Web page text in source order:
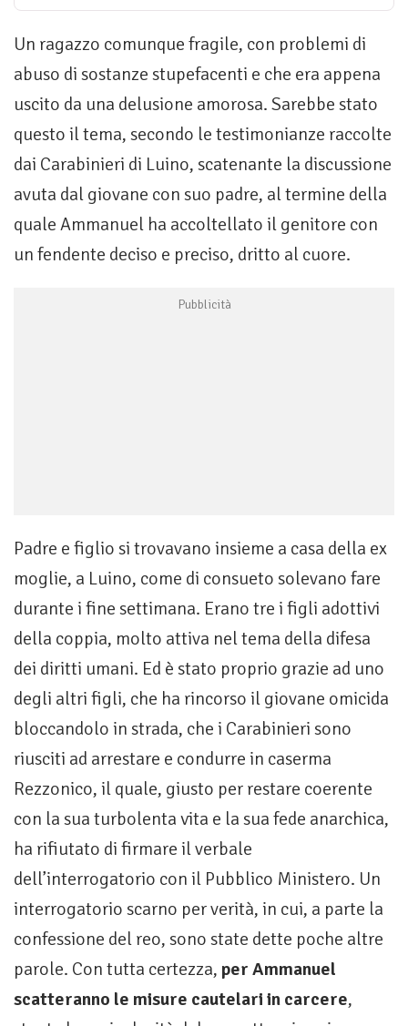
Un ragazzo comunque fragile, con problemi di
abuso di sostanze stupefacenti e che era appena
uscito da una delusione amorosa. Sarebbe stato
questo il tema, secondo le testimonianze raccolte
dai Carabinieri di Luino, scatenante la discussione
avuta dal giovane con suo padre, al termine della
quale Ammanuel ha accoltellato il genitore con
un fendente deciso e preciso, dritto al cuore.
Padre e figlio si trovavano insieme a casa della ex
moglie, a Luino, come di consueto solevano fare
durante i fine settimana. Erano tre i figli adottivi
della coppia, molto attiva nel tema della difesa
dei diritti umani. Ed è stato proprio grazie ad uno
degli altri figli, che ha rincorso il giovane omicida
bloccandolo in strada, che i Carabinieri sono
riusciti ad arrestare e condurre in caserma
Rezzonico, il quale, giusto per restare coerente
con la sua turbolenta vita e la sua fede anarchica,
ha rifiutato di firmare il verbale
dell’interrogatorio con il Pubblico Ministero. Un
interrogatorio scarno per verità, in cui, a parte la
confessione del reo, sono state dette poche altre
parole. Con tutta certezza, per Ammanuel
scatteranno le misure cautelari in carcere,